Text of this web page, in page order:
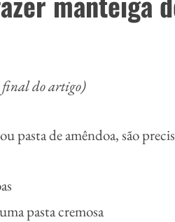
final do artigo)
pasta de amêndoa, são
pasta cremosa